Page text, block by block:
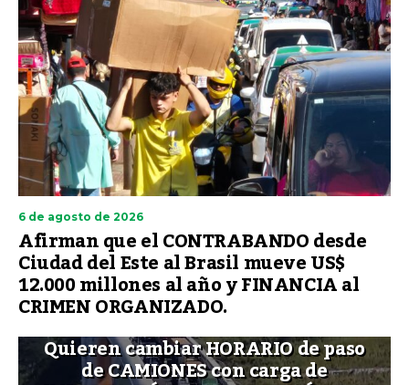
6 de agosto de 2026
Afirman que el CONTRABANDO desde
Ciudad del Este al Brasil mueve US$
12.000 millones al año y FINANCIA al
CRIMEN ORGANIZADO.
Quieren cambiar HORARIO de paso
de CAMIONES con carga de